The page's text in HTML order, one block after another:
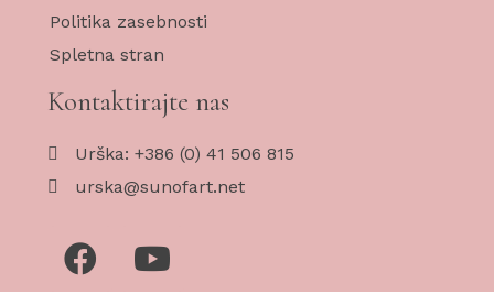
Politika zasebnosti
Spletna stran
Kontaktirajte nas
Urška: +386 (0) 41 506 815
urska@sunofart.net